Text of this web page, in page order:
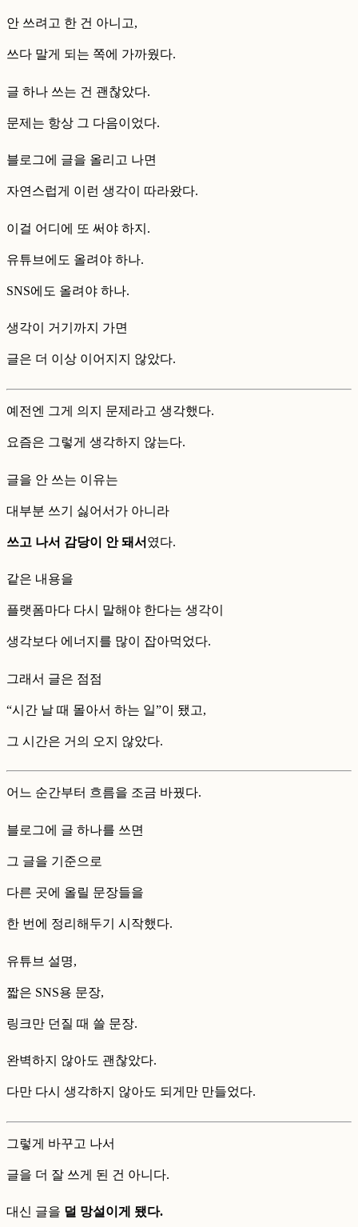
안 쓰려고 한 건 아니고,
쓰다 말게 되는 쪽에 가까웠다.
글 하나 쓰는 건 괜찮았다.
문제는 항상 그 다음이었다.
블로그에 글을 올리고 나면
자연스럽게 이런 생각이 따라왔다.
이걸 어디에 또 써야 하지.
유튜브에도 올려야 하나.
SNS에도 올려야 하나.
생각이 거기까지 가면
글은 더 이상 이어지지 않았다.
예전엔 그게 의지 문제라고 생각했다.
요즘은 그렇게 생각하지 않는다.
글을 안 쓰는 이유는
대부분 쓰기 싫어서가 아니라
쓰고 나서 감당이 안 돼서 였다.
같은 내용을
플랫폼마다 다시 말해야 한다는 생각이
생각보다 에너지를 많이 잡아먹었다.
그래서 글은 점점
“시간 날 때 몰아서 하는 일”이 됐고,
그 시간은 거의 오지 않았다.
어느 순간부터 흐름을 조금 바꿨다.
블로그에 글 하나를 쓰면
그 글을 기준으로
다른 곳에 올릴 문장들을
한 번에 정리해두기 시작했다.
유튜브 설명,
짧은 SNS용 문장,
링크만 던질 때 쓸 문장.
완벽하지 않아도 괜찮았다.
다만 다시 생각하지 않아도 되게만 만들었다.
그렇게 바꾸고 나서
글을 더 잘 쓰게 된 건 아니다.
대신 글을 덜 망설이게 됐다.